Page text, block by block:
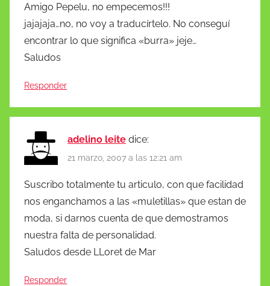
Amigo Pepelu, no empecemos!!!
jajajaja…no, no voy a traducírtelo. No conseguí
encontrar lo que significa «burra» jeje…
Saludos
Responder
adelino leite dice:
21 marzo, 2007 a las 12:21 am
Suscribo totalmente tu articulo, con que facilidad
nos enganchamos a las «muletillas» que estan de
moda, si darnos cuenta de que demostramos
nuestra falta de personalidad.
Saludos desde LLoret de Mar
Responder